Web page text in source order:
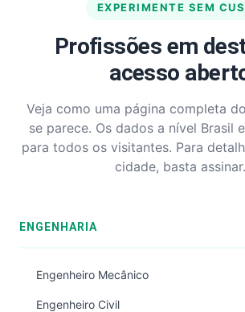
EXPERIMENTE SEM
Profissões em
acesso
Veja como uma página completa
se parece. Os dados a nível Brasil
para todos os visitantes. Para
cidade, basta assinar.
ENGENHARIA
Engenheiro Mecânico
Engenheiro Civil